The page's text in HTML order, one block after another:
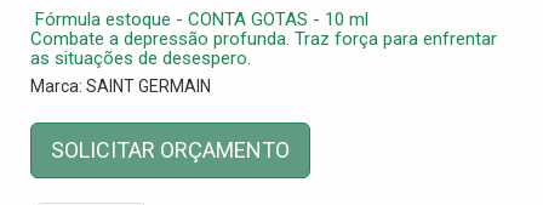
 Fórmula estoque - CONTA GOTAS - 10 ml
Combate a depressão profunda. Traz força para enfrentar
as situações de desespero.
Marca: SAINT GERMAIN
SOLICITAR ORÇAMENTO